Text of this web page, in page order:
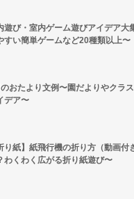
遊び・室内ゲーム遊びアイデア大
すい簡単ゲームなど20種類以上〜
おたより文例〜園だよりやクラ
デア〜
り紙】紙飛行機の折り方（動画
わくわく広がる折り紙遊び〜